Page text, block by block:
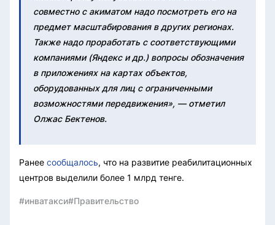
совместно с акиматом надо посмотреть его на
предмет масштабирования в других регионах.
Также надо проработать с соответствующими
компаниями (Яндекс и др.) вопросы обозначения
в приложениях на картах объектов,
оборудованных для лиц с ограниченными
возможностями передвижения», — отметил
Олжас Бектенов.
Ранее сообщалось, что на развитие реабилитационных
центров выделили более 1 млрд тенге.
#инватакси#Правительство